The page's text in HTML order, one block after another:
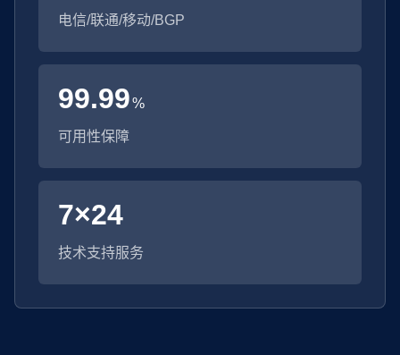
电信/联通/移动/BGP
99.99%
可用性保障
7×24
技术支持服务